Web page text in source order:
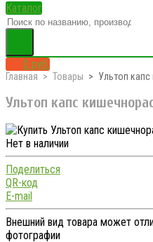
Каталог
0 руб.
Главная Товары Ультоп
Ультоп капс
Нет в наличии
Поделиться
QR-код
E-mail
Внешний вид товара может
фотографии